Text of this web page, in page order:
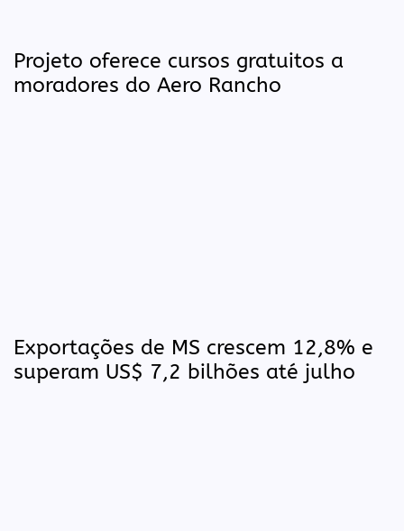
Projeto oferece cursos gratuitos a
moradores do Aero Rancho
Exportações de MS crescem 12,8% e
superam US$ 7,2 bilhões até julho